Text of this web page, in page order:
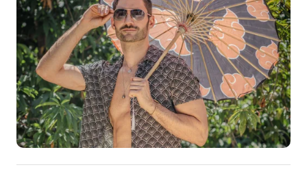
thành công ban đầu, giúp FabulousMe từng bước mở
rộng mức độ hiện diện trên thị trường.